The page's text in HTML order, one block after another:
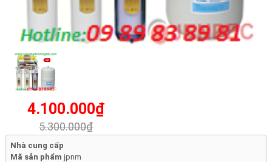
4.100.000₫
5.300.000₫
Nhà cung cấp
Mã sản phẩm jpnm